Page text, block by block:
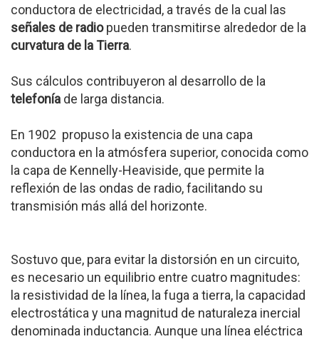
conductora de electricidad, a través de la cual las
señales de radiopueden transmitirse alrededor de la
curvatura de la Tierra.
Sus cálculos contribuyeron al desarrollo de la
telefonía de larga distancia.
En 1902 propuso la existencia de una capa
conductora en la atmósfera superior, conocida como
la capa de Kennelly-Heaviside, que permite la
reflexión de las ondas de radio, facilitando su
transmisión más allá del horizonte.
Sostuvo que, para evitar la distorsión en un circuito,
es necesario un equilibrio entre cuatro magnitudes:
la resistividad de la línea, la fuga a tierra, la capacidad
electrostática y una magnitud de naturaleza inercial
denominada inductancia. Aunque una línea eléctrica